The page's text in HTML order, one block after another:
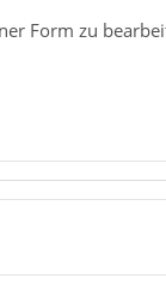
Form zu